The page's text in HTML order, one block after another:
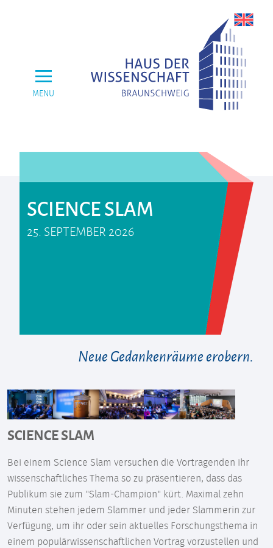
MENU
SCIENCE SLAM
25. SEPTEMBER 2026
Neue Gedankenräume erobern.
SCIENCE SLAM
Bei einem Science Slam versuchen die Vortragenden ihr
wissenschaftliches Thema so zu präsentieren, dass das
Publikum sie zum "Slam-Champion" kürt. Maximal zehn
Minuten stehen jedem Slammer und jeder Slammerin zur
Verfügung, um ihr oder sein aktuelles Forschungsthema in
einem populärwissenschaftlichen Vortrag vorzustellen und